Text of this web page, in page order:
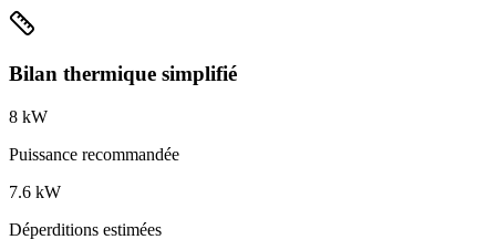
Bilan thermique simplifié
8 kW
Puissance recommandée
7.6 kW
Déperditions estimées